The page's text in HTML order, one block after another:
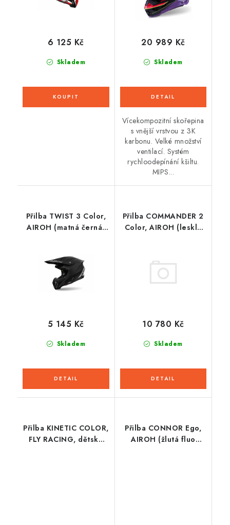
Skladem
6 125 Kč
Skladem
20 989 Kč
Vícekompozitní skořepina
s vnější vrstvou z 3K
karbonu. Velké množství
ventilací. Systém
rychloodepínání kšiltu.
MIPS...
Přilba TWIST 3 Color,
AIROH (matná černá)
Skladem
5 145 Kč
Přilba COMMANDER 2
Color, AIROH (lesklá
Skladem
10 780 Kč
Přilba KINETIC COLOR,
FLY RACING, dětská
Přilba CONNOR Ego,
AIROH (žlutá fluo